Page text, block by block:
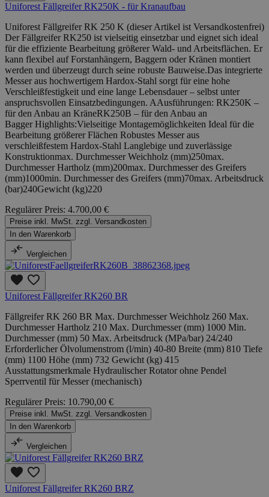
Uniforest Fällgreifer RK250K - für Kranaufbau
Uniforest Fällgreifer RK 250 K (dieser Artikel ist Versandkostenfrei)
Der Fällgreifer RK250 ist vielseitig einsetzbar und eignet sich ideal
für die effiziente Bearbeitung größerer Wald- und Arbeitsflächen. Er
kann flexibel auf Forstanhängern, Baggern oder Kränen montiert
werden und überzeugt durch seine robuste Bauweise.Das integrierte
Messer aus hochwertigem Hardox-Stahl sorgt für eine hohe
Verschleißfestigkeit und eine lange Lebensdauer – selbst unter
anspruchsvollen Einsatzbedingungen. AAusführungen: RK250K –
für den Anbau an KräneRK250B – für den Anbau an
Bagger Highlights:Vielseitige Montagemöglichkeiten Ideal für die
Bearbeitung größerer Flächen Robustes Messer aus
verschleißfestem Hardox-Stahl Langlebige und zuverlässige
Konstruktionmax. Durchmesser Weichholz (mm)250max.
Durchmesser Hartholz (mm)200max. Durchmesser des Greifers
(mm)1000min. Durchmesser des Greifers (mm)70max. Arbeitsdruck
(bar)240Gewicht (kg)220
Regulärer Preis: 4.700,00 €
Preise inkl. MwSt. zzgl. Versandkosten
In den Warenkorb
Vergleichen
Uniforest Fällgreifer RK260 BR
Fällgreifer RK 260 BR Max. Durchmesser Weichholz 260 Max.
Durchmesser Hartholz 210 Max. Durchmesser (mm) 1000 Min.
Durchmesser (mm) 50 Max. Arbeitsdruck (MPa/bar) 24/240
Erforderlicher Ölvolumenstrom (l/min) 40-80 Breite (mm) 810 Tiefe
(mm) 1100 Höhe (mm) 732 Gewicht (kg) 415
Ausstattungsmerkmale Hydraulischer Rotator ohne Pendel
Sperrventil für Messer (mechanisch)
Regulärer Preis: 10.790,00 €
Preise inkl. MwSt. zzgl. Versandkosten
In den Warenkorb
Vergleichen
Uniforest Fällgreifer RK260 BRZ